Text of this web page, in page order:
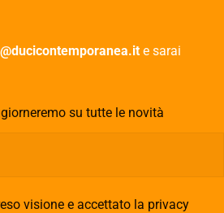
e sarai
su tutte le novità
visione e accettato la privacy